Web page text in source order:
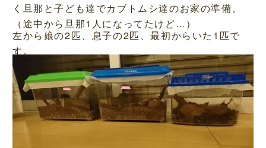
く旦那と子ども達でカブトムシ達のお家の準備。
（途中から旦那1人になってたけど…）
左から娘の2匹、息子の2匹、最初からいた1匹で
す。